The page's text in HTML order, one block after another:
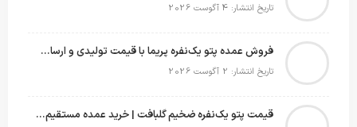
تاریخ انتشار: 4 آگوست 2026
فروش عمده پتو یک‌نفره پریما با قیمت تولیدی و ارسال به سراسر کشور
تاریخ انتشار: 2 آگوست 2026
قیمت پتو یک‌نفره ضخیم گلبافت | خرید عمده مستقیم با بهترین قیمت